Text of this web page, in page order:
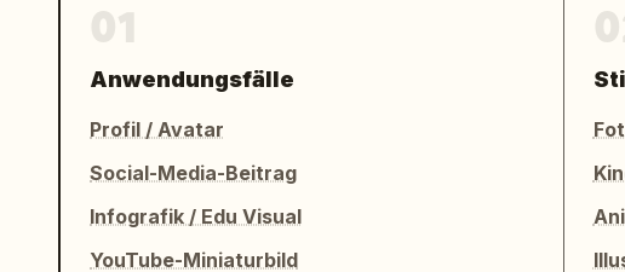
Anwendungsfälle
Profil / Avatar
Social-Media-Beitrag
Infografik / Edu Visual
YouTube-Miniaturbild